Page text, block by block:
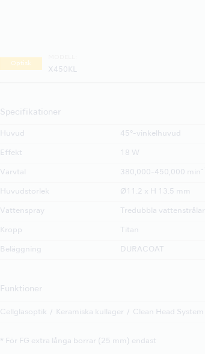
Optisk
X450KL
Specifikationer
Huvud 45°-vinkelhuvud
Effekt 18 W
Varvtal 380,000-450,000 min -1
Huvudstorlek Ø11.2 x H 13.5 mm
Vattenspray Tredubbla vattenstrålar
Kropp Titan
Beläggning DURACOAT
Funktioner
Cellglasoptik Keramiska kullager Clean Head System
* För FG extra långa borrar (25 mm) endast